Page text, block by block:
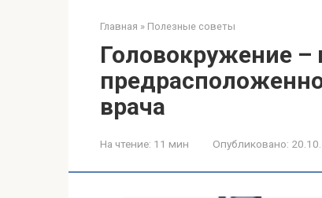
Главная » Полезные советы
Головокружение –
врача
На чтение: 11 мин Опубликовано: